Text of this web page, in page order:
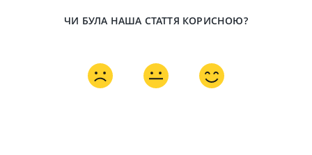
ЧИ БУЛА НАША СТАТТЯ КОРИСНОЮ?